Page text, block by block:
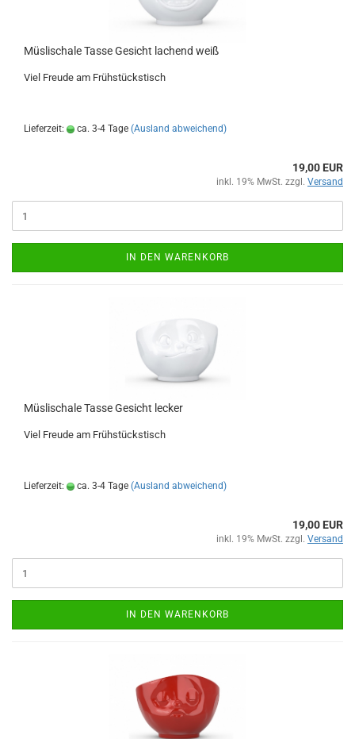
Müslischale Tasse Gesicht lachend weiß
Viel Freude am Frühstückstisch
Lieferzeit: ca. 3-4 Tage (Ausland abweichend)
19,00 EUR
inkl. 19% MwSt. zzgl. Versand
IN DEN WARENKORB
Müslischale Tasse Gesicht lecker
Viel Freude am Frühstückstisch
Lieferzeit: ca. 3-4 Tage (Ausland abweichend)
19,00 EUR
inkl. 19% MwSt. zzgl. Versand
IN DEN WARENKORB